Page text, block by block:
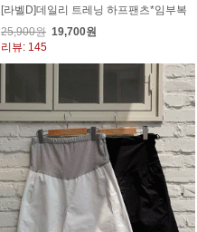
[라벨D]데일리 트레닝 하프팬츠*임부복
25,900원 19,700원
리뷰: 145